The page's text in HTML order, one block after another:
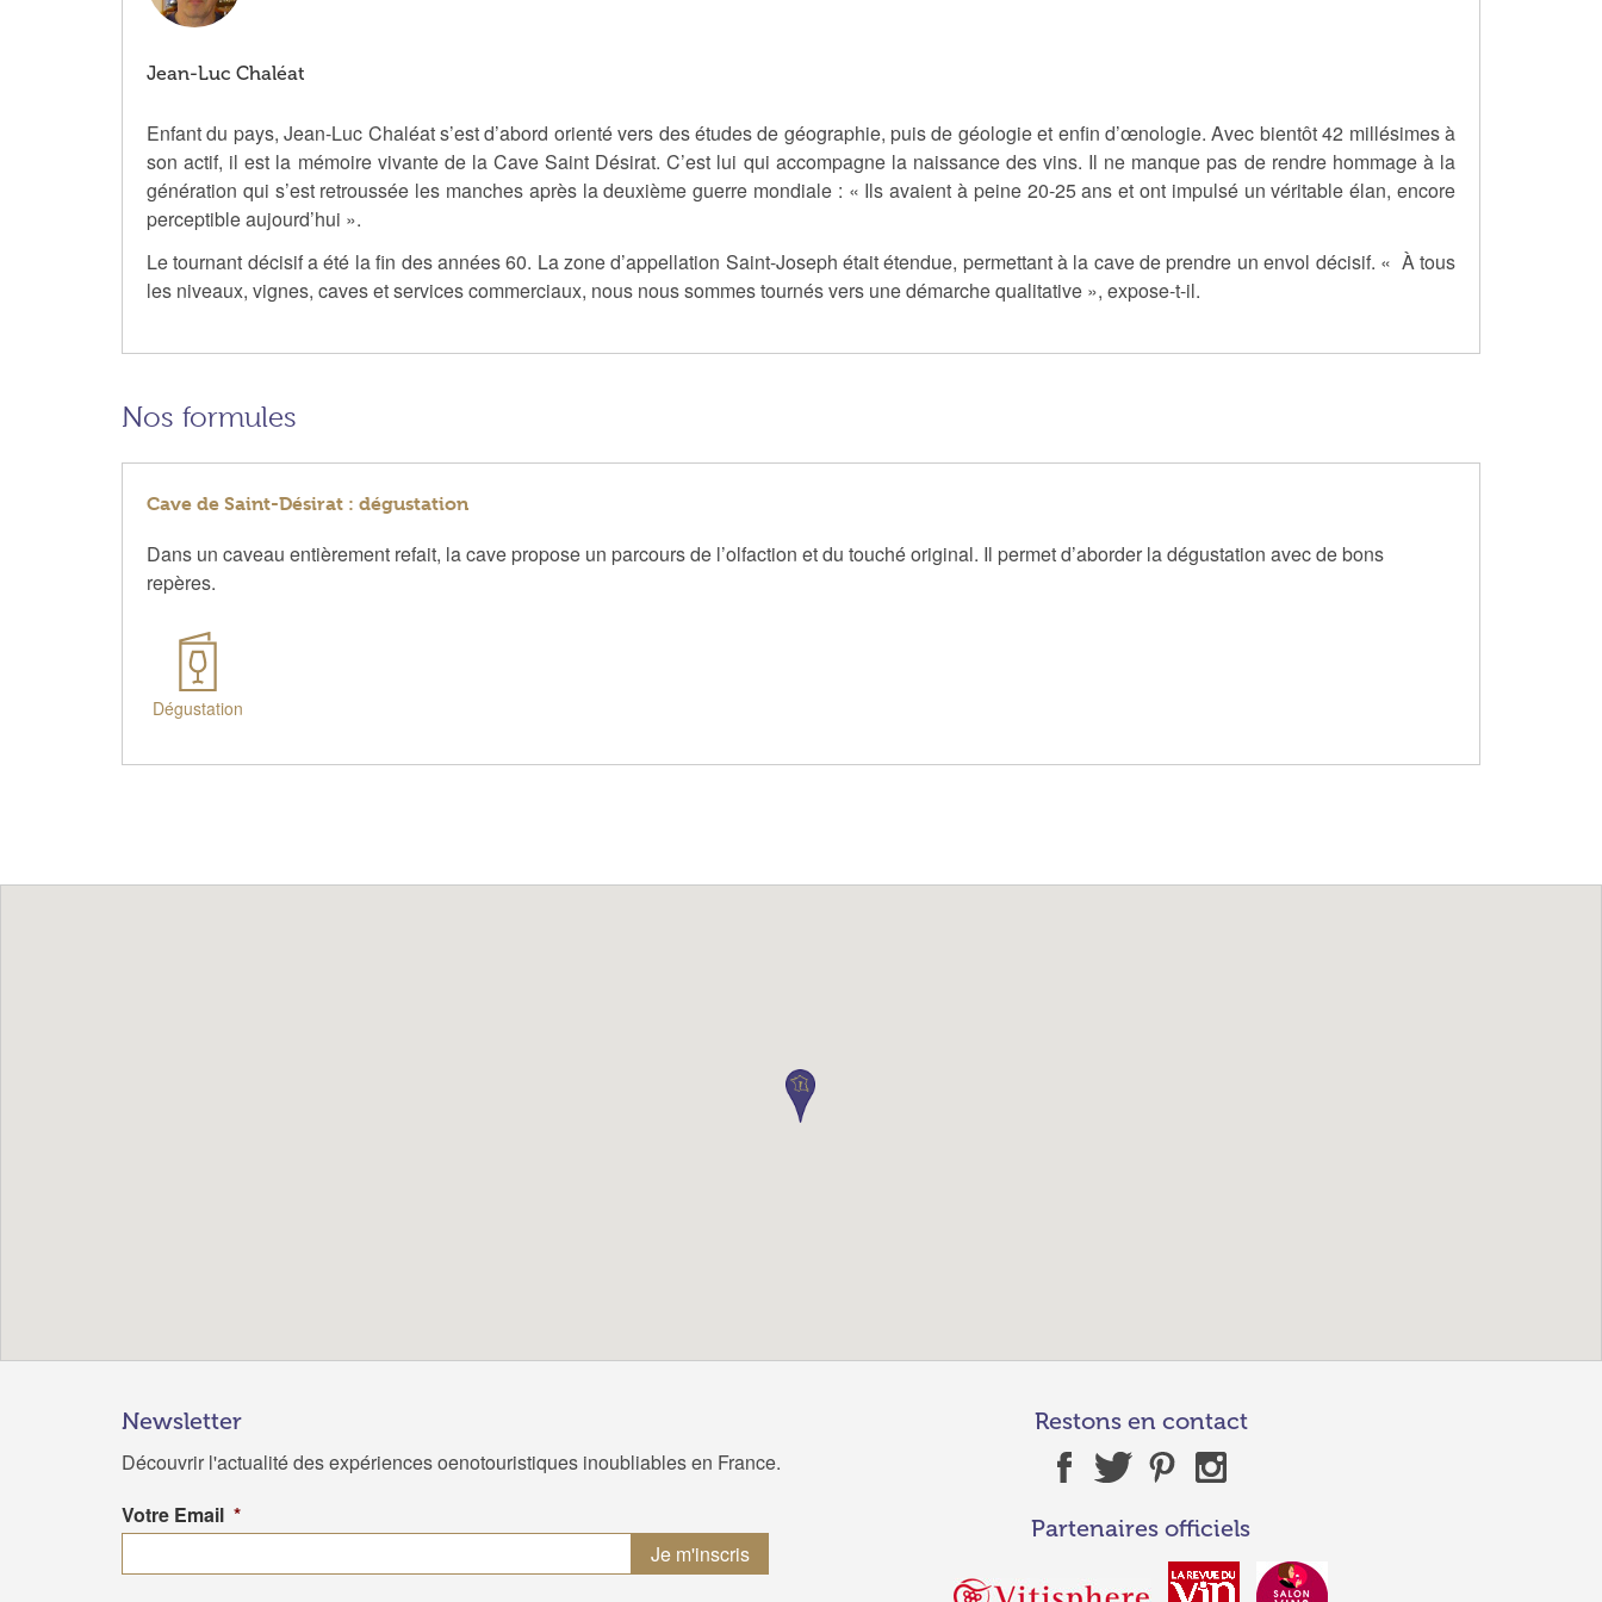
Jean-Luc Chaléat
Enfant du pays, Jean-Luc Chaléat s’est d’abord orienté vers des études de géographie, puis de géologie et enfin d’œnologie. Avec bientôt 42 millésimes à
son actif, il est la mémoire vivante de la Cave Saint Désirat. C’est lui qui accompagne la naissance des vins. Il ne manque pas de rendre hommage à la
génération qui s’est retroussée les manches après la deuxième guerre mondiale : « Ils avaient à peine 20-25 ans et ont impulsé un véritable élan, encore
perceptible aujourd’hui ».
Le tournant décisif a été la fin des années 60. La zone d’appellation Saint-Joseph était étendue, permettant à la cave de prendre un envol décisif. « À tous
les niveaux, vignes, caves et services commerciaux, nous nous sommes tournés vers une démarche qualitative », expose-t-il.
Nos formules
Cave de Saint-Désirat : dégustation
Dans un caveau entièrement refait, la cave propose un parcours de l’olfaction et du touché original. Il permet d’aborder la dégustation avec de bons
repères.
Dégustation
Newsletter
Découvrir l'actualité des expériences oenotouristiques inoubliables en France.
Votre Email *
Restons en contact
Partenaires officiels